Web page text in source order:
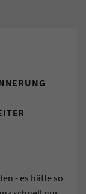
- es hätte so